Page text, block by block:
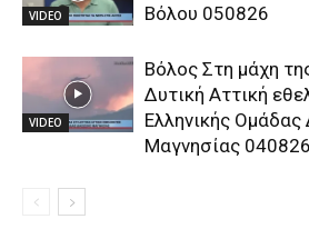
VIDEO
Βόλου 050826
VIDEO
Βόλος Στη μάχη
Δυτική Αττική
Ελληνικής
Μαγνησίας 040826